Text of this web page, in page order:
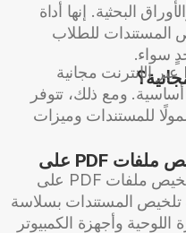
البحثية. إنها أداة
المستندات للطلاب
سواء.
إن أداة تلخيص ملفات PDF عبر الإنترنت مجانية
ومع ذلك، تتوفر
للمستندات وميزات
هل يمكنني استخدام أداة تلخيص ملفات PDF على
نعم، يمكنك استخدام أداة تلخيص ملفات PDF على
تلخيص المستندات بسلاسة
اللوحية وأجهزة الكمبيوتر